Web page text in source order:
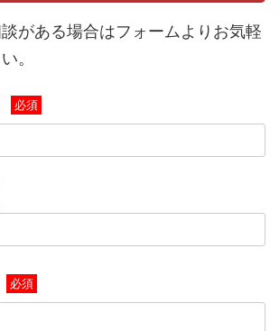
がある場合はフォームよりお気軽
。
必須
必須